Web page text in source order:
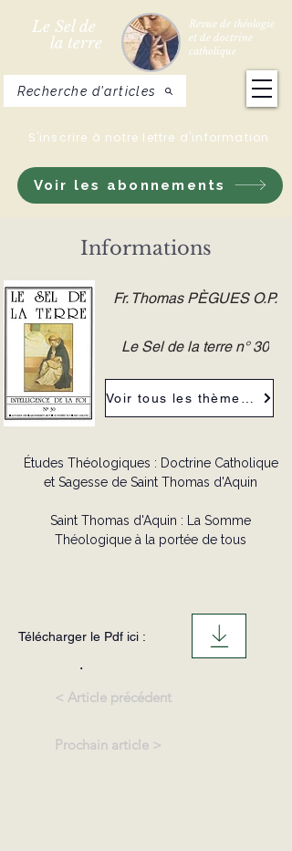
Le Sel de
la terre
Revue de théologie
et de doctrine
catholique
Voir les abonnements
S'inscrire à notre lettre d'information
Recherche d'articles
Informations
Fr. Thomas PÈGUES O.P.
Le Sel de la terre n° 30
Études Théologiques : Doctrine Catholique
et Sagesse de Saint Thomas d'Aquin
Saint Thomas d'Aquin : La Somme
Théologique à la portée de tous
Télécharger le Pdf ici :
.
< Article précédent
Prochain article >